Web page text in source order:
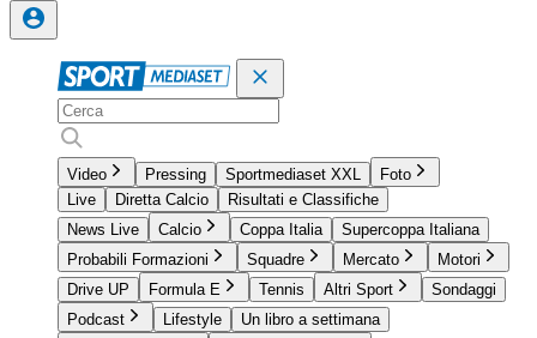
Video Pressing Sportmediaset XXL
Foto
Live
Diretta Calcio
Risultati e Classifiche
News Live
Calcio Coppa Italia
Supercoppa Italiana
Probabili Formazioni
Squadre Mercato
Motori
Drive UP
Formula E Tennis Altri Sport
Sondaggi
Podcast
Lifestyle
Un libro a settimana